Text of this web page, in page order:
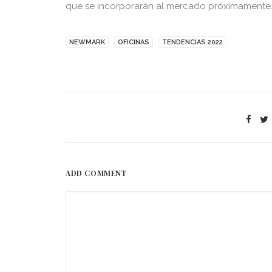
que se incorporarán al mercado próximamente.
NEWMARK OFICINAS TENDENCIAS 2022
ADD COMMENT